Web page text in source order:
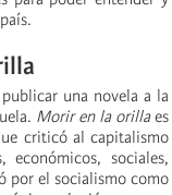
una novela a la
Morir en la orillaes
criticó al capitalismo
sociales,
por el socialismo como